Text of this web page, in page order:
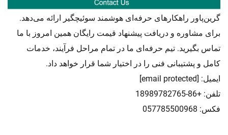
گرین‌پاور راهکارهای حرفه‌ای هوشمند سوئیچگیر ارائه می‌دهد.
برای مشاوره و دریافت پیشنهاد قیمت رایگان همین امروز با ما
تماس بگیرید. تیم حرفه‌ای ما در تمام مراحل فرآیند، خدمات
کامل و پشتیبانی فنی را در اختیار شما قرار خواهد داد.
ایمیل: [email protected]
تلفن: +86-18989782765
فکس: 057785500968